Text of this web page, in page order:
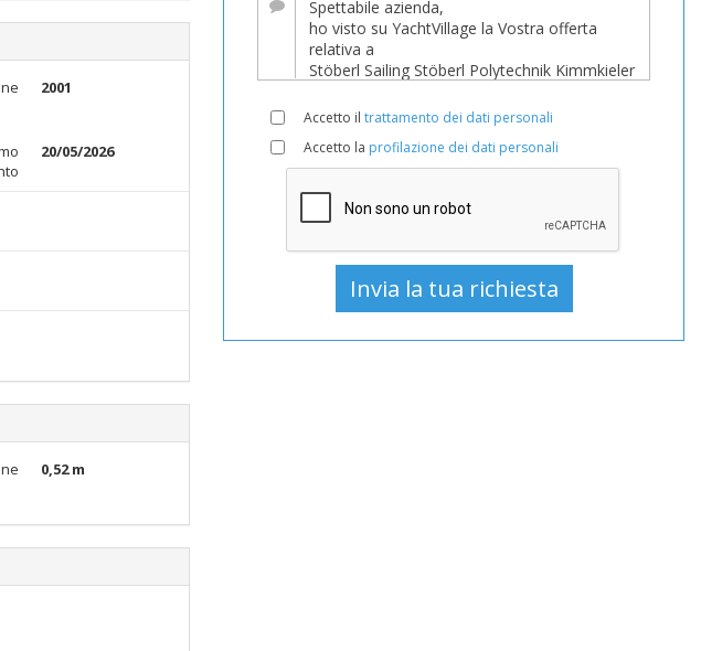
YachtVillage.net.
Barca,
Barche,
In
Barca
a
vela
In
2001
20/05/2026
0,52 m
Accetto il trattamento dei dati personali
Accetto la profilazione dei dati personali